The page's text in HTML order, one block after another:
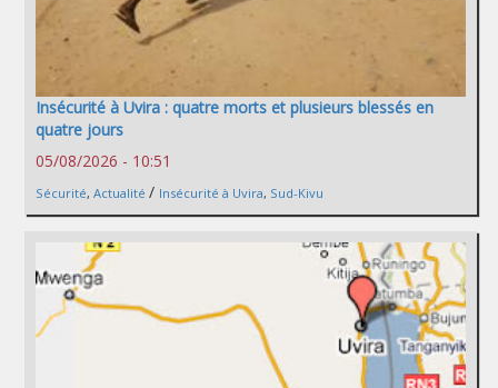
Insécurité à Uvira : quatre morts et plusieurs blessés en
quatre jours
05/08/2026 - 10:51
Sécurité, Actualité / Insécurité à Uvira, Sud-Kivu